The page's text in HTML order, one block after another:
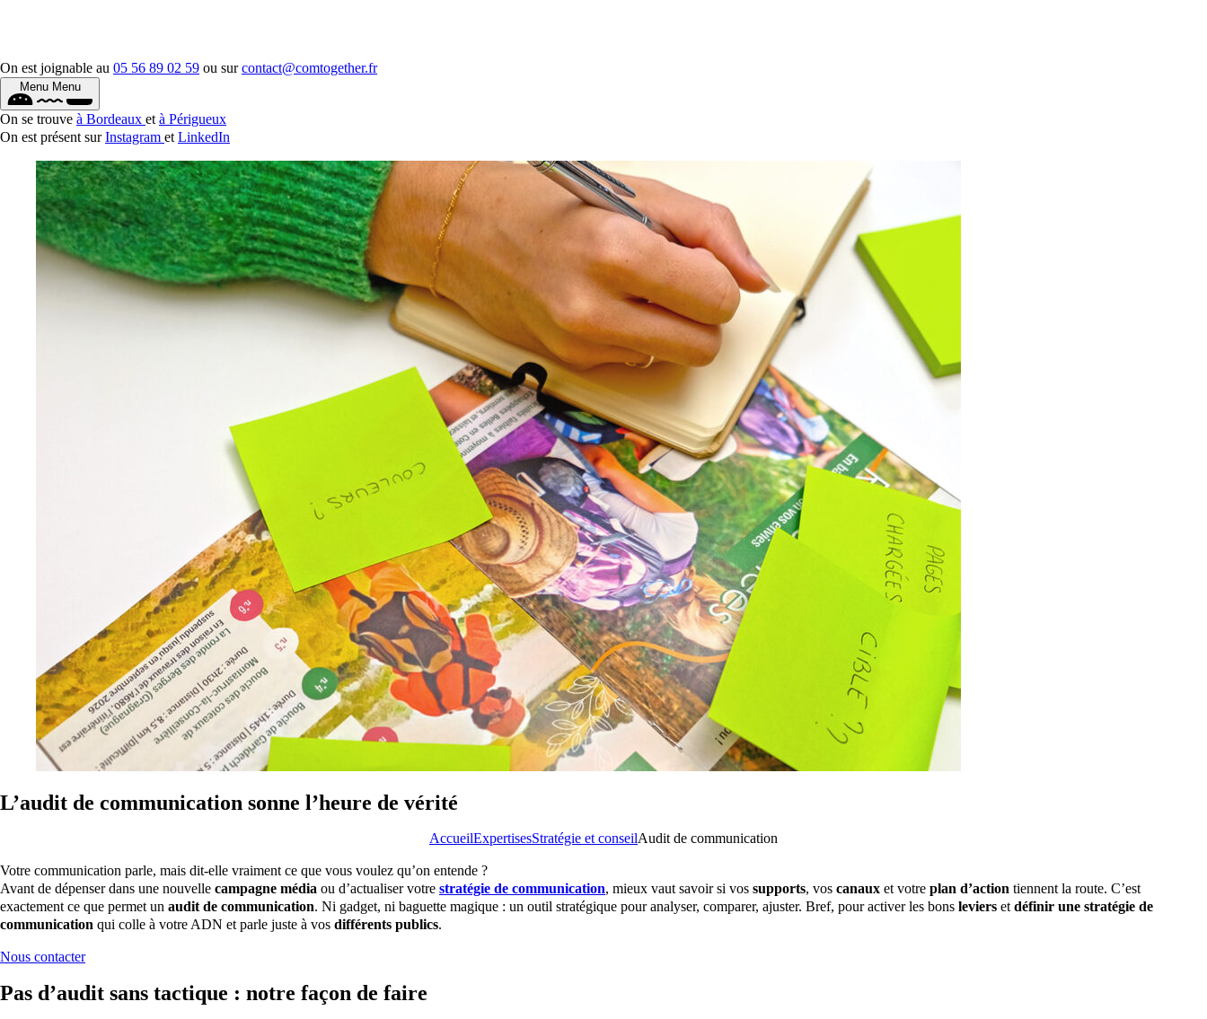
On est joignable au 05 56 89 02 59 ou surcontact@comtogether.fr
Menu Menu
On se trouve à Bordeaux et à Périgueux
On est présent surInstagram et LinkedIn
L’audit de communication sonne l’heure de vérité
AccueilExpertisesStratégie et conseilAudit de communication
Votre communication parle, mais dit-elle vraiment ce que vous voulez qu’on entende ?
Avant de dépenser dans une nouvelle campagne média ou d’actualiser votre stratégie de communication, mieux vaut savoir si vos supports, vos canaux et votre plan d’action tiennent la route. C’est
exactement ce que permet un audit de communication. Ni gadget, ni baguette magique : un outil stratégique pour analyser, comparer, ajuster. Bref, pour activer les bons leviers et définir une stratégie de
communication qui colle à votre ADN et parle juste à vos différents publics.
Nous contacter
Pas d’audit sans tactique : notre façon de faire